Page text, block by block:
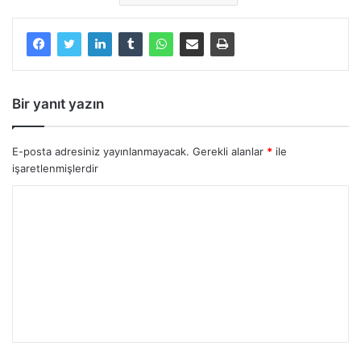
Bir yanıt yazın
E-posta adresiniz yayınlanmayacak. Gerekli alanlar * ile
işaretlenmişlerdir